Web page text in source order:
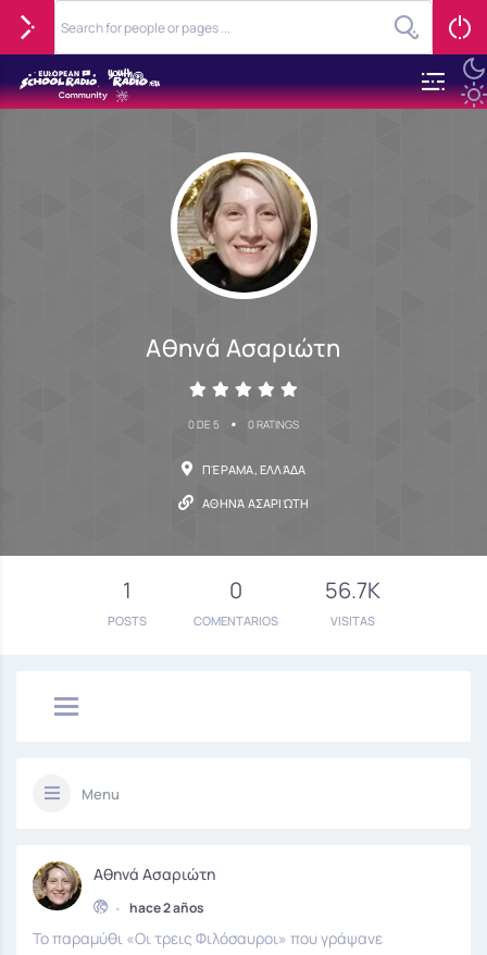
Αθηνά Ασαριώτη
0 DE 5 • 0 RATINGS
ΠΈΡΑΜΑ, ΕΛΛΆΔΑ
ΑΘΗΝΆ ΑΣΑΡΙΏΤΗ
1
POSTS
0
COMENTARIOS
56.7K
VISITAS
Menu
Αθηνά Ασαριώτη
• hace 2 años
Το παραμύθι «Οι τρεις Φιλόσαυροι» που γράψανε